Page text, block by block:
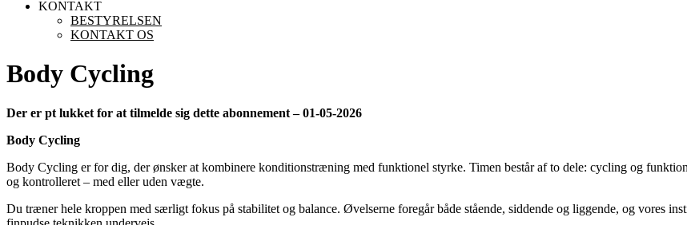
KONTAKT
BESTYRELSEN
KONTAKT OS
Body Cycling
Der er pt lukket for at tilmelde sig dette abonnement – 01-05-2026
Body Cycling
Body Cycling er for dig, der ønsker at kombinere konditionstræning med funktionel styrke. Timen består af to dele: cycling og
og kontrolleret – med eller uden vægte.
Du træner hele kroppen med særligt fokus på stabilitet og balance. Øvelserne foregår både stående, siddende og liggende, og vores